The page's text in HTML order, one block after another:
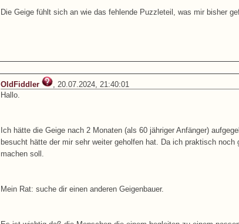
Die Geige fühlt sich an wie das fehlende Puzzleteil, was mir bisher
OldFiddler
, 20.07.2024, 21:40:01
Hallo.
Ich hätte die Geige nach 2 Monaten (als 60 jähriger Anfänger)
besucht hätte der mir sehr weiter geholfen hat. Da ich praktisch
machen soll.
Mein Rat: suche dir einen anderen Geigenbauer.